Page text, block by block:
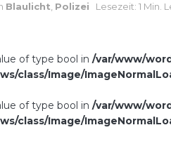
Blaulicht, Polizei Lesezeit: 1 Min.
of type bool in /var/www/
class/Image/
of type bool in /var/www/
class/Image/